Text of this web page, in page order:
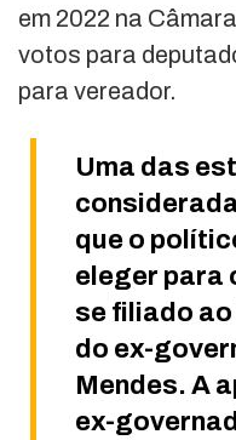
em 2022 na
votos para
para vereador.
Uma das
que o
eleger para
se filiado
do ex-
Mendes. A
ex-